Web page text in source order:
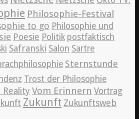
Philosophie-Festival
to go Philosophie und
Poesie Politik postfaktisch
Safranski Salon Sartre
Sternstunde
Trost der Philosophie
Reality Vom Erinnern Vortrag
Zukunft Zukunftsweb